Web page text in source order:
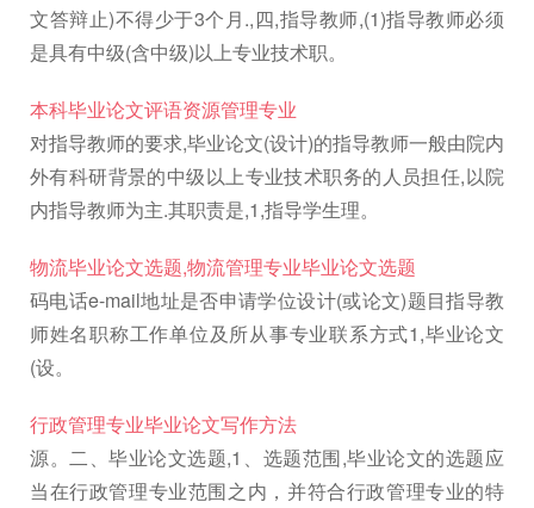
文答辩止)不得少于3个月.,四,指导教师,(1)指导教师必须
是具有中级(含中级)以上专业技术职。
本科毕业论文评语资源管理专业
对指导教师的要求,毕业论文(设计)的指导教师一般由院内
外有科研背景的中级以上专业技术职务的人员担任,以院
内指导教师为主.其职责是,1,指导学生理。
物流毕业论文选题,物流管理专业毕业论文选题
码电话e-mail地址是否申请学位设计(或论文)题目指导教
师姓名职称工作单位及所从事专业联系方式1,毕业论文
(设。
行政管理专业毕业论文写作方法
源。二、毕业论文选题,1、选题范围,毕业论文的选题应
当在行政管理专业范围之内，并符合行政管理专业的特